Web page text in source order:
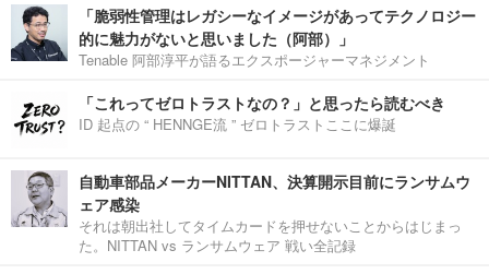
「脆弱性管理はレガシーなイメージがあってテクノロジー
的に魅力がないと思いました（阿部）」
Tenable 阿部淳平が語るエクスポージャーマネジメント
「これってゼロトラストなの？」と思ったら読むべき
ID 起点の “ HENNGE流 ” ゼロトラストここに爆誕
自動車部品メーカーNITTAN、決算開示目前にランサムウ
ェア感染
それは朝出社してタイムカードを押せないことからはじまっ
た。NITTAN vs ランサムウェア 戦い全記録